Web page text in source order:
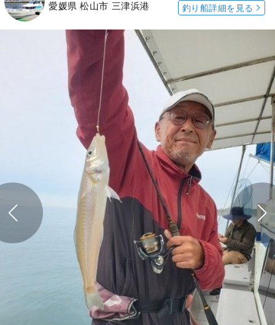
愛媛県 松山市 三津浜港 釣り船詳細を見る